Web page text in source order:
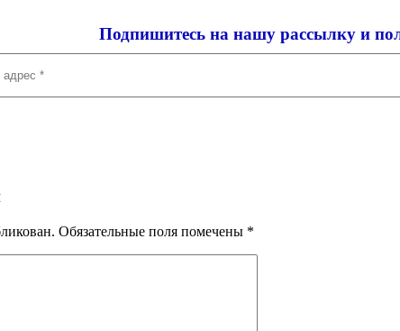
Подпишитесь на нашу рассылку и
Обязательные поля помечены *